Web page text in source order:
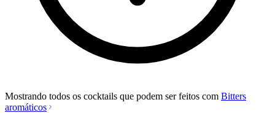
Mostrando todos os cocktails que podem ser feitos com Bitters
aromáticos